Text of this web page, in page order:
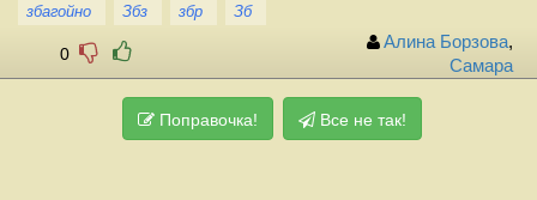
збагойно
Збз збр Зб
0
Алина Борзова,
Самара
Поправочка! Все не так!